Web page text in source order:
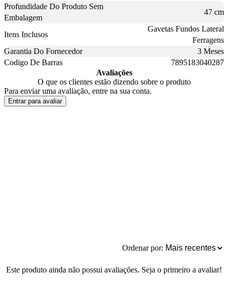
Profundidade Do Produto Sem
Embalagem
47 cm
Itens Inclusos
Gavetas Fundos Lateral
Ferragens
Garantia Do Fornecedor
3 Meses
Codigo De Barras
7895183040287
Avaliações
O que os clientes estão dizendo sobre o produto
Para enviar uma avaliação, entre na sua conta.
Entrar para avaliar
Ordenar por:
Este produto ainda não possui avaliações. Seja o primeiro a avaliar!